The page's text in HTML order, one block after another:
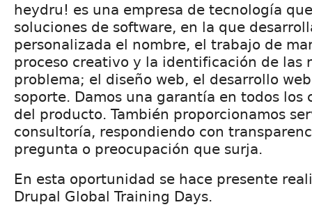
heydru! es una empresa de tecnología
soluciones de software, en la que
personalizada el nombre, el trabajo de
proceso creativo y la identificación de las
problema; el diseño web, el desarrollo
soporte. Damos una garantía en todos los
del producto. También proporcionamos
consultoría, respondiendo con
pregunta o preocupación que surja.
En esta oportunidad se hace presente
Drupal Global Training Days.